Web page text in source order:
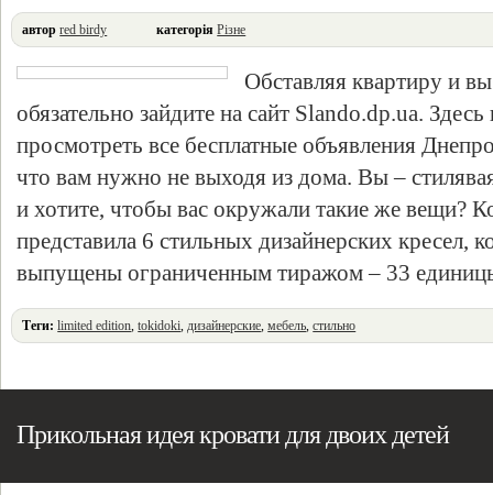
автор red birdy категорія Різне
Обставляя квартиру и
обязательно зайдите на сайт Slando.dp.ua.
просмотреть все бесплатные объявления
что вам нужно не выходя из дома. Вы –
и хотите, чтобы вас окружали такие же вещи?
представила 6 стильных дизайнерских кресел,
выпущены ограниченным тиражом – 33
Теги: limited edition,tokidoki,дизайнерские,мебель,стильно
Прикольная идея кровати для двоих детей